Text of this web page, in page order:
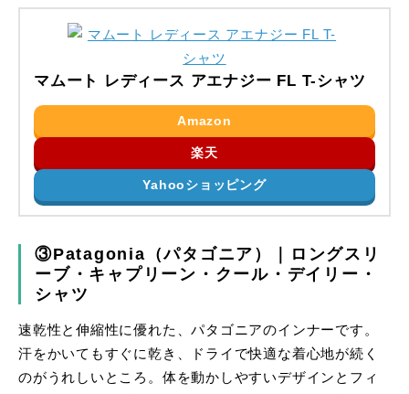
マムート レディース アエナジー FL T-シャツ
Amazon
楽天
Yahooショッピング
③Patagonia（パタゴニア）｜ロングスリ
ーブ・キャプリーン・クール・デイリー・
シャツ
速乾性と伸縮性に優れた、パタゴニアのインナーです。
汗をかいてもすぐに乾き、ドライで快適な着心地が続く
のがうれしいところ。体を動かしやすいデザインとフィ